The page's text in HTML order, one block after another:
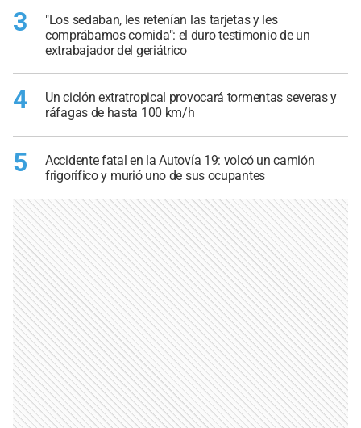
3
"Los sedaban, les retenían las tarjetas y les
comprábamos comida": el duro testimonio de un
extrabajador del geriátrico
4
Un ciclón extratropical provocará tormentas severas y
ráfagas de hasta 100 km/h
5
Accidente fatal en la Autovía 19: volcó un camión
frigorífico y murió uno de sus ocupantes